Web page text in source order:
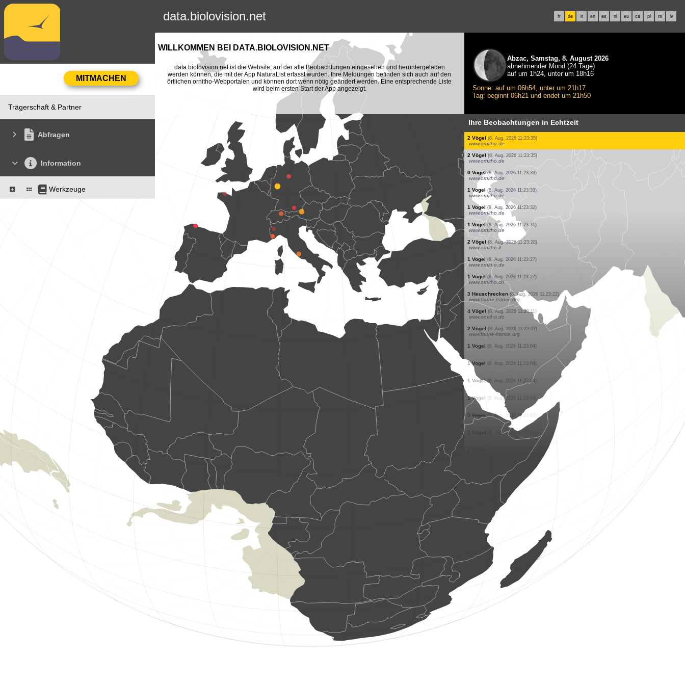
data.biolovision.net fr de it en es nl eu ca pl rs lv
Trägerschaft & Partner
Abfragen
Information
Werkzeuge
WILLKOMMEN BEI DATA.BIOLOVISION.NET
data.biolovision.net ist die Website, auf der alle Beobachtungen eingesehen und heruntergeladen
werden können, die mit der App NaturaList erfasst wurden. Ihre Meldungen befinden sich auch auf den
örtlichen ornitho-Webportalen und können dort wenn nötig geändert werden. Eine entsprechende Liste
wird beim ersten Start der App angezeigt.
Abzac, Samstag, 8. August 2026
abnehmender Mond (24 Tage)
auf um 1h24, unter um 18h16
Sonne: auf um 06h54, unter um 21h17
Tag: beginnt 06h21 und endet um 21h50
Ihre Beobachtungen in Echtzeit
1 Vogel (8. Aug. 2026 11:23:42)
www.ornitho.de
2 Vögel (8. Aug. 2026 11:23:41)
www.ornitho.de
1 Vogel (8. Aug. 2026 11:23:41)
www.faune-france.org
1 Vogel (8. Aug. 2026 11:23:40)
www.ornitho.de
2 Säugetiere (8. Aug. 2026 11:23:38)
www.faune-france.org
1 Vogel (8. Aug. 2026 11:23:38)
www.ornitho.de
3 Vögel (8. Aug. 2026 11:23:37)
www.ornitho.de
1 Vogel (8. Aug. 2026 11:23:37)
www.ornitho.de
2 Vögel (8. Aug. 2026 11:23:35)
www.ornitho.de
2 Vögel (8. Aug. 2026 11:23:35)
www.ornitho.de
0 Vogel (8. Aug. 2026 11:23:33)
www.ornitho.de
1 Vogel (8. Aug. 2026 11:23:33)
www.ornitho.de
1 Vogel (8. Aug. 2026 11:23:32)
1 Vogel (8. Aug. 2026 11:23:31)
www.ornitho.de
2 Vögel (8. Aug. 2026 11:23:28)
www.ornitho.it
1 Vogel (8. Aug. 2026 11:23:27)
www.ornitho.de
1 Vogel (8. Aug. 2026 11:23:27)
www.ornitho.ch
3 Heuschrecken (8. Aug. 2026 11:23:22)
www.faune-france.org
(8. Aug. 2026 11:23:11)
(8. Aug. 2026 11:23:07)
www.faune-france.org
1 Vogel (8. Aug. 2026 11:23:04)
(8. Aug. 2026 11:23:04)
1 Vogel (8. Aug. 2026 11:23:04)
(8. Aug. 2026 11:23:04)
Vogel (8. Aug. 2026 11:23:03)
2 Vögel (8. Aug. 2026 11:23:03)
(8. Aug. 2026 11:23:03)
(8. Aug. 2026 11:23:03)